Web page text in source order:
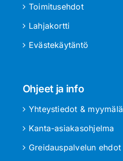
Toimitusehdot
Lahjakortti
Evästekäytäntö
Ohjeet ja info
Yhteystiedot & myymälä
Kanta-asiakasohjelma
Greidauspalvelun ehdot